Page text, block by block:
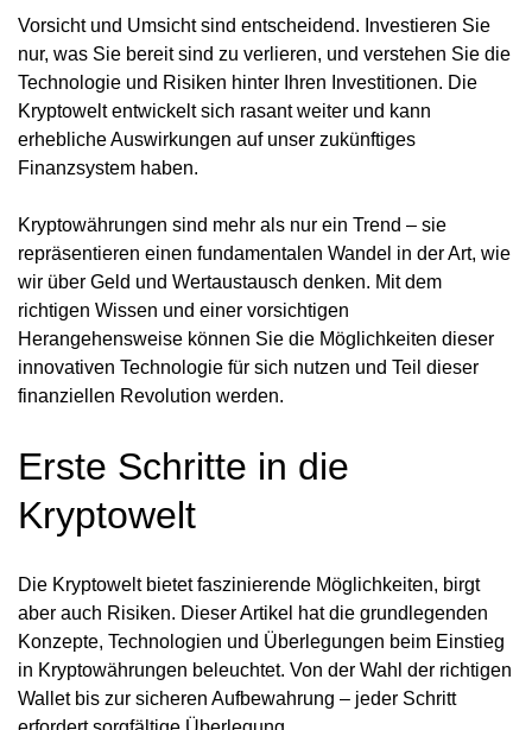
Vorsicht und Umsicht sind entscheidend. Investieren Sie
nur, was Sie bereit sind zu verlieren, und verstehen Sie die
Technologie und Risiken hinter Ihren Investitionen. Die
Kryptowelt entwickelt sich rasant weiter und kann
erhebliche Auswirkungen auf unser zukünftiges
Finanzsystem haben.
Kryptowährungen sind mehr als nur ein Trend – sie
repräsentieren einen fundamentalen Wandel in der Art, wie
wir über Geld und Wertaustausch denken. Mit dem
richtigen Wissen und einer vorsichtigen
Herangehensweise können Sie die Möglichkeiten dieser
innovativen Technologie für sich nutzen und Teil dieser
finanziellen Revolution werden.
Erste Schritte in die
Kryptowelt
Die Kryptowelt bietet faszinierende Möglichkeiten, birgt
aber auch Risiken. Dieser Artikel hat die grundlegenden
Konzepte, Technologien und Überlegungen beim Einstieg
in Kryptowährungen beleuchtet. Von der Wahl der richtigen
Wallet bis zur sicheren Aufbewahrung – jeder Schritt